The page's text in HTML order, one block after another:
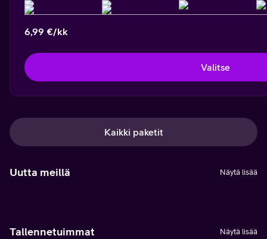
6,99 €/kk
Valitse
Kaikki paketit
Uutta meillä Näytä lisää
Tallennetuimmat Näytä lisää